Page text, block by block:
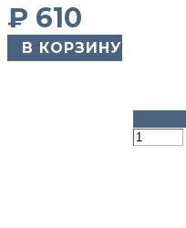
₽ 610
​ В КОРЗИНУ